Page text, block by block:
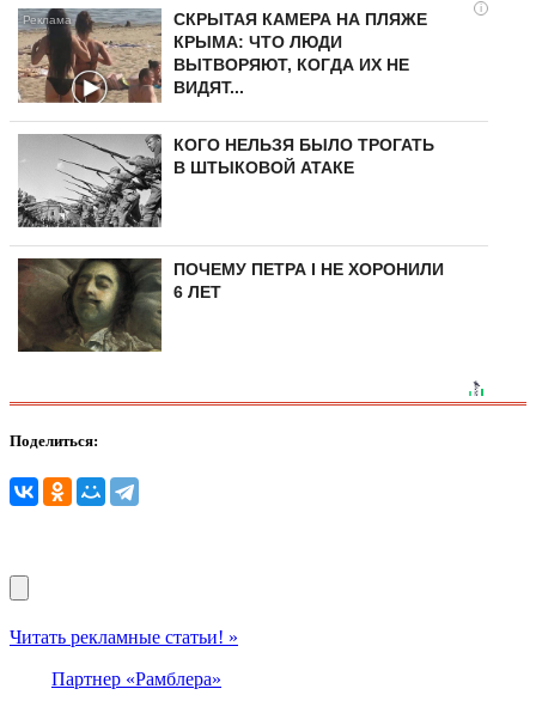
i
СКРЫТАЯ КАМЕРА НА ПЛЯЖЕ
КРЫМА: ЧТО ЛЮДИ
ВЫТВОРЯЮТ, КОГДА ИХ НЕ
ВИДЯТ...
КОГО НЕЛЬЗЯ БЫЛО ТРОГАТЬ
В ШТЫКОВОЙ АТАКЕ
ПОЧЕМУ ПЕТРА I НЕ ХОРОНИЛИ
6 ЛЕТ
Поделиться:
Читать рекламные статьи! »
Партнер «Рамблера»